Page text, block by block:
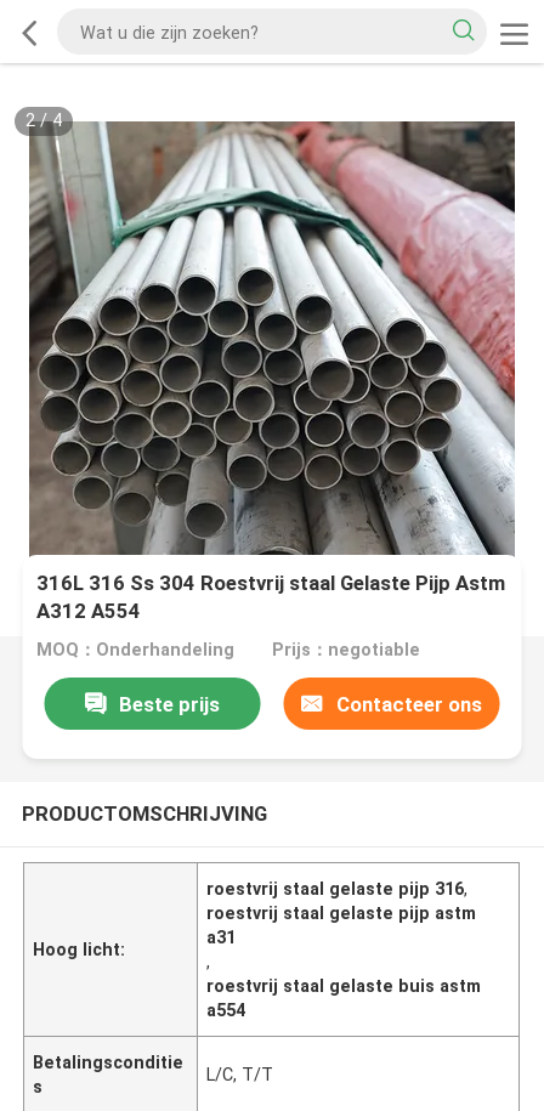
2/4
316L 316 Ss 304 Roestvrij staal Gelaste Pijp Astm
A312 A554
MOQ：Onderhandeling Prijs：negotiable
Beste prijs Contacteer ons
PRODUCTOMSCHRIJVING
Hoog licht:
roestvrij staal gelaste pijp 316,
roestvrij staal gelaste pijp astm
a31
,
roestvrij staal gelaste buis astm
a554
Betalingsconditie
s
L/C, T/T